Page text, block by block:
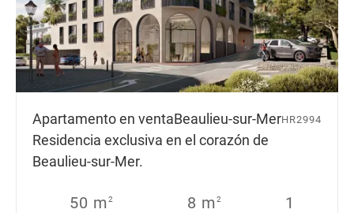
Apartamento en ventaBeaulieu-sur-Mer
Residencia exclusiva en el corazón de
Beaulieu-sur-Mer.
HR2994
50 m2 8 m2 1